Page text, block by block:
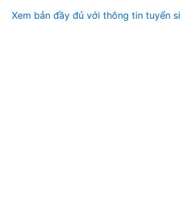
Xem bản đầy đủ với thông tin tuyển